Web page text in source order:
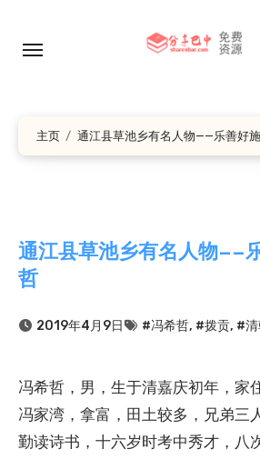
主页 通江县草池乡有名人物——乐善好
通江县草池乡有名人物——
哲
2019年4月9日 #冯希哲, #拨贡, #清
冯希哲，男，生于清嘉庆初年，家住（通江县）草池坝
冯家湾，拿富，田土较多，兄弟三
勤读诗书，十六岁时考中秀才，八